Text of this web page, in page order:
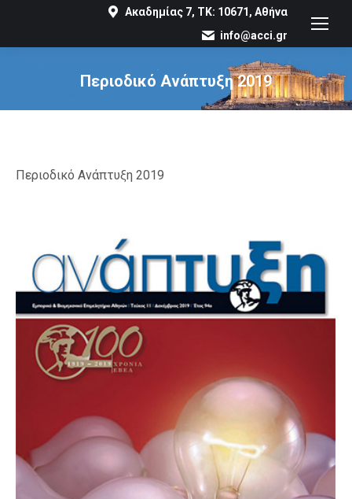
Ακαδημίας 7, ΤΚ: 10671, Αθήνα
info@acci.gr
Περιοδικό Ανάπτυξη 2019
You are here:
Περιοδικό Ανάπτυξη 2019